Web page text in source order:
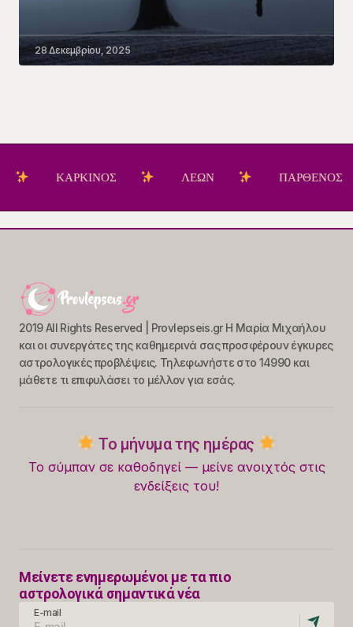
28 Δεκεμβρίου, 2025
ΚΑΡΚΙΝΟΣ ΛΕΩΝ ΠΑΡΘΕΝΟΣ
2019 All Rights Reserved | Provlepseis.gr Η Μαρία Μιχαήλου
και οι συνεργάτες της καθημερινά σας προσφέρουν έγκυρες
αστρολογικές προβλέψεις. Τηλεφωνήστε στο 14990 και
μάθετε τι επιφυλάσει το μέλλον για εσάς.
Το μήνυμα της ημέρας
Το σύμπαν σε καθοδηγεί — μείνε ανοιχτός στις
ενδείξεις του!
Μείνετε ενημερωμένοι με τα πιο
αστρολογικά σημαντικά νέα
E-mail